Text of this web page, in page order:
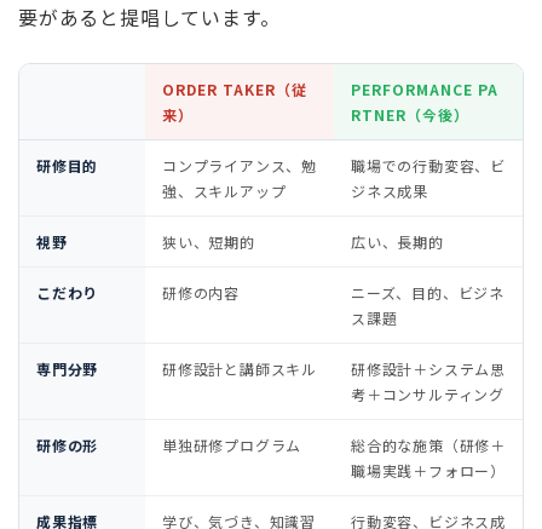
要があると提唱しています。
ORDER TAKER（従
来）
PERFORMANCE PA
RTNER（今後）
研修目的
コンプライアンス、勉
強、スキルアップ
職場での行動変容、ビ
ジネス成果
視野 狭い、短期的 広い、長期的
こだわり 研修の内容
ニーズ、目的、ビジネ
ス課題
専門分野 研修設計と講師スキル
研修設計＋システム思
考＋コンサルティング
研修の形 単独研修プログラム
総合的な施策（研修＋
職場実践＋フォロー）
成果指標 学び、気づき、知識習 行動変容、ビジネス成